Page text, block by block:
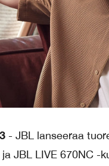
- JBL lanseeraa
JBL LIVE 670NC -